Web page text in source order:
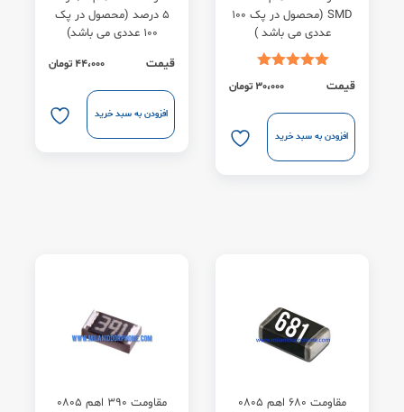
SMD (محصول در پک 100
عددی می باشد )
قیمت 30،000 تومان
افزودن به سبد خرید
5 درصد (محصول در پک
100 عددی می باشد)
قیمت
44،000 تومان
افزودن به سبد خرید
مقاومت 680 اهم 0805
مقاومت 390 اهم 0805